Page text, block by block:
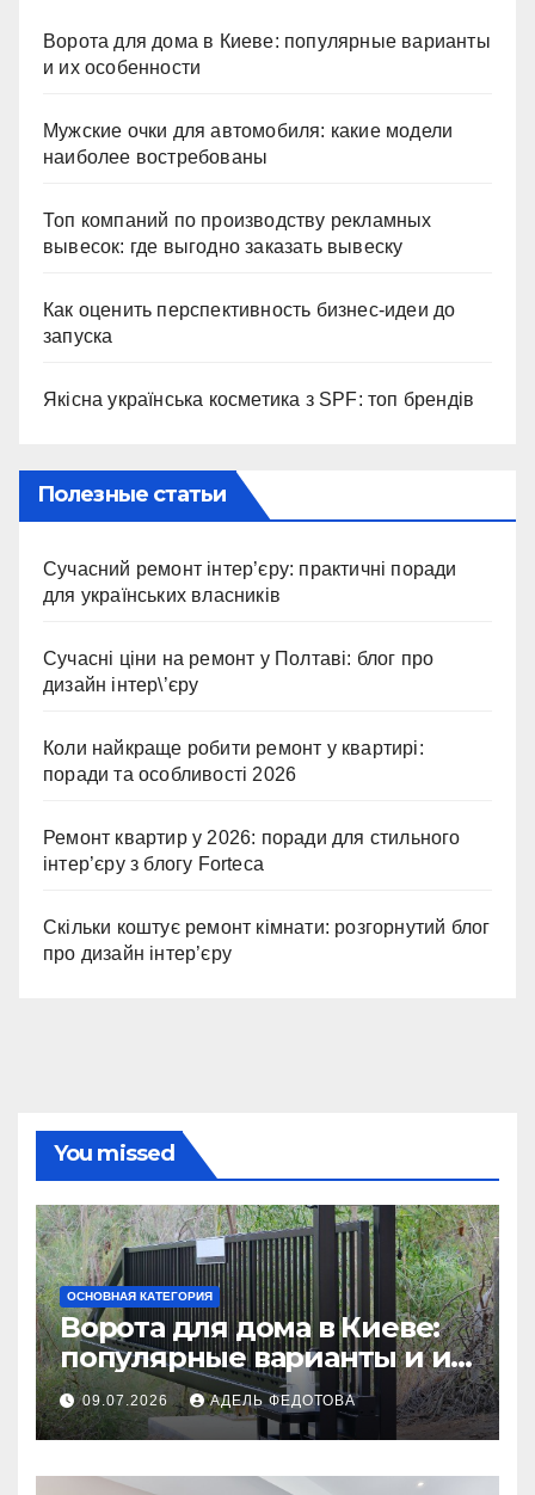
Ворота для дома в Киеве: популярные варианты
и их особенности
Мужские очки для автомобиля: какие модели
наиболее востребованы
Топ компаний по производству рекламных
вывесок: где выгодно заказать вывеску
Как оценить перспективность бизнес-идеи до
запуска
Якісна українська косметика з SPF: топ брендів
Полезные статьи
Сучасний ремонт інтер’єру: практичні поради
для українських власників
Сучасні ціни на ремонт у Полтаві: блог про
дизайн інтер\’єру
Коли найкраще робити ремонт у квартирі:
поради та особливості 2026
Ремонт квартир у 2026: поради для стильного
інтер’єру з блогу Forteca
Скільки коштує ремонт кімнати: розгорнутий блог
про дизайн інтер’єру
You missed
ОСНОВНАЯ КАТЕГОРИЯ
Ворота для дома в Киеве:
популярные варианты и их
особенности
09.07.2026 АДЕЛЬ ФЕДОТОВА